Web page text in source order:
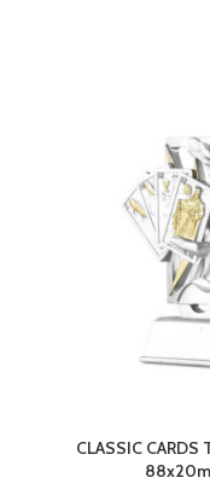
CLASSIC CARDS